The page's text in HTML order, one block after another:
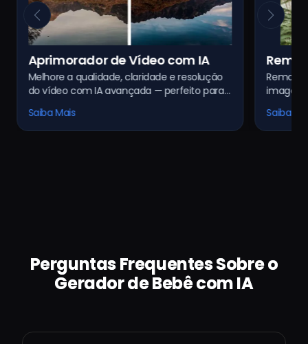
Removedor de Marca d'Água em
Imagem com IA
Remova marcas d'água indesejadas de
imagens de forma limpa e rápida com
limpos e sem vestígios.
Saiba Mais
Vídeo
Apague
garante
Saiba
Perguntas Frequentes Sobre o
Gerador de Bebê com IA